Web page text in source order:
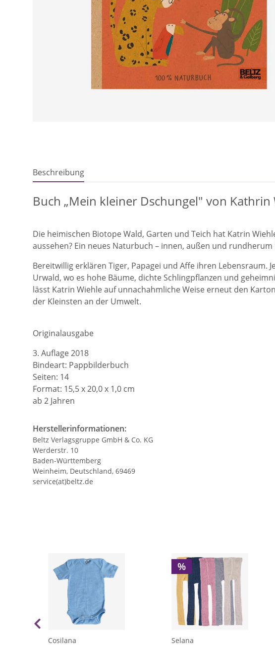
Beschreibung
Buch „Mein kleiner Dschungel" von Kathrin
Die heimischen Biotope Wald, Garten und Teich hat Katrin
aussehen? Ein neues Naturbuch – innen, außen und rundherum
Bereitwillig erklären Tiger, Papagei und Affe ihren Lebensraum.
Urwald, wo es hohe Bäume, dichte Schlingpflanzen und
lässt Katrin Wiehle auf unnachahmliche Weise erneut den
der Kleinsten an der Umwelt.
Originalausgabe
3. Auflage 2018
Bindeart: Pappbilderbuch
Seiten: 14
Format: 15,5 x 20,0 x 1,0 cm
ab 2 Jahren
Herstellerinformationen:
Beltz Verlagsgruppe GmbH & Co. KG
Werderstr. 10
Baden-Württemberg
Weinheim, Deutschland, 69469
service(at)beltz.de
Cosilana
%
Selana